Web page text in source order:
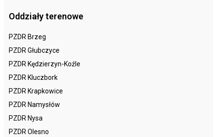
Oddziały terenowe
PZDR Brzeg
PZDR Głubczyce
PZDR Kędzierzyn-Koźle
PZDR Kluczbork
PZDR Krapkowice
PZDR Namysłów
PZDR Nysa
PZDR Olesno